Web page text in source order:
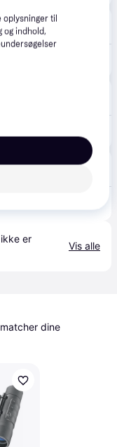
477 kr.
er
Vis alle
dine
til
og indhold,